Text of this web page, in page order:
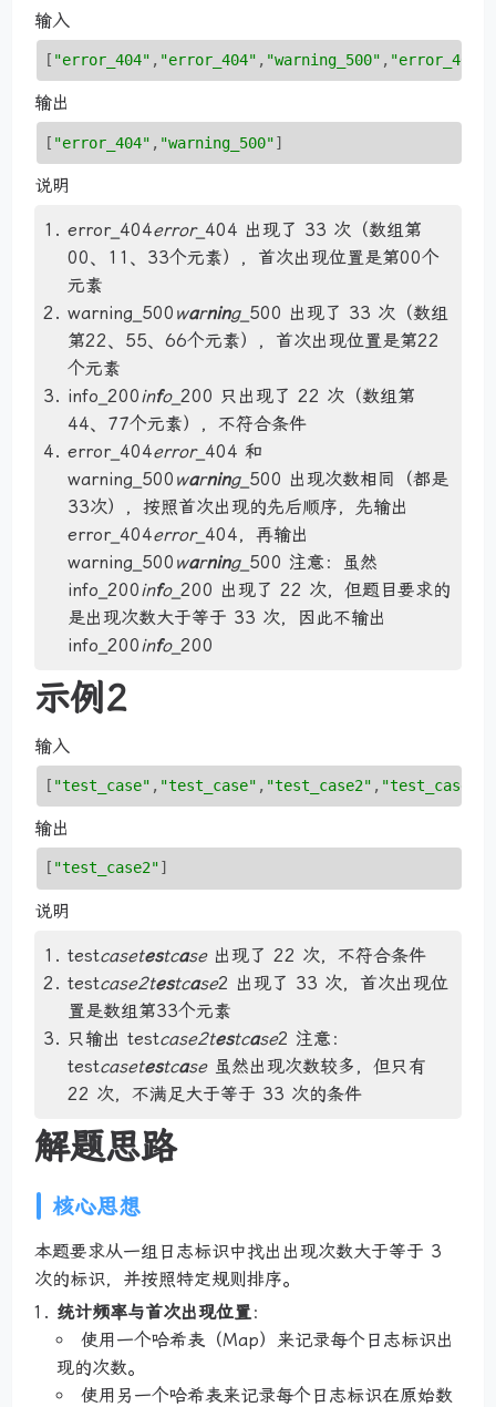
输入
[ "error_404" , "error_404" , "warning_500" , "error_404"
输出
[ "error_404" , "warning_500"
说明
error_404error_404 出现了 33 次（数组第
00、11、33个元素），首次出现位置是第00个
元素
warning_500 warning_500 出现了 33 次（数组
第22、55、66个元素），首次出现位置是第22
个元素
info_200info_200 只出现了 22 次（数组第
44、77个元素），不符合条件
error_404error_404 和
warning_500 warning_500 出现次数相同（都是
33次），按照首次出现的先后顺序，先输出
error_404error_404，再输出
warning_500 warning_500 注意：虽然
info_200info_200 出现了 22 次，但题目要求的
是出现次数大于等于 33 次，因此不输出
info_200info_200
示例2
输入
[ "test_case" , "test_case" , "test_case2" , "test_case2"
输出
[ "test_case2"
说明
testcasetestcase出现了 22 次，不符合条件
testcase2testcase2 出现了 33 次，首次出现位
置是数组第33个元素
只输出 testcase2testcase2 注意：
testcasetestcase虽然出现次数较多，但只有
22 次，不满足大于等于 33 次的条件
解题思路
核心思想
本题要求从一组日志标识中找出出现次数大于等于 3
次的标识，并按照特定规则排序。
统计频率与首次出现位置 ：
使用一个哈希表（Map）来记录每个日志标识出
现的次数。
使用另一个哈希表来记录每个日志标识在原始数